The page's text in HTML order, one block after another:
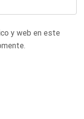
y web en este